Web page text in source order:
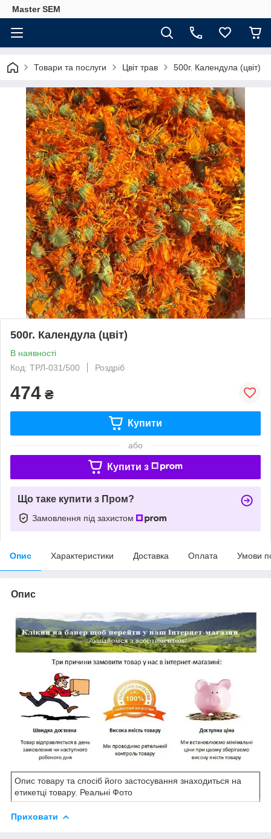
Master SEM
Товари та послуги Цвіт трав 500г. Календула (цвіт)
500г. Календула (цвіт)
В наявності
Код: TРЛ-031/500
Роздріб
474 ₴
Купити
або
Купити з
Що таке купити з Пром?
Замовлення під захистом
Опис Характеристики Доставка Оплата Умови
Опис
Опис товару та спосіб його застосування знаходиться на
етикетці товару. Реальні Фото
Приховати